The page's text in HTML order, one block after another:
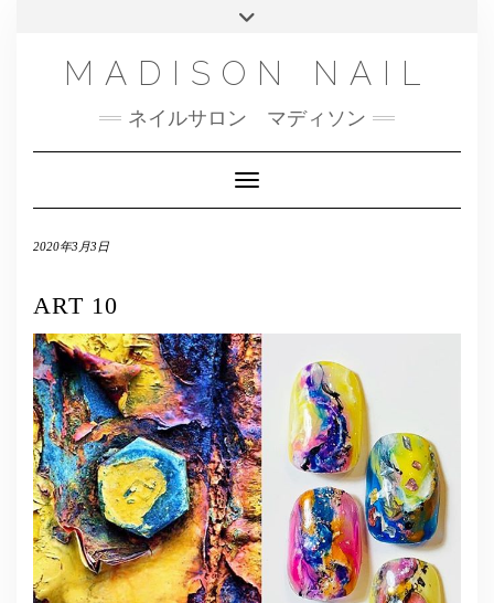
NAILBOOK(ご予約はこちら）
FACEBOOK
メール
MADISON NAIL
ネイルサロン マディソン
Toggle Navigation
2020年3月3日
ART 10